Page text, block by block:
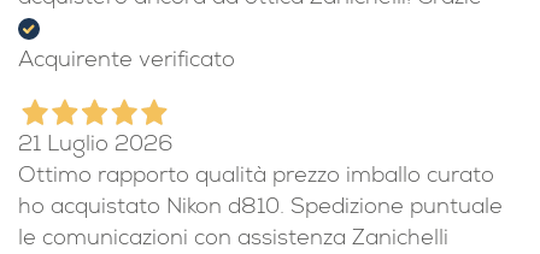
27 Luglio 2026
Tutto ok sono molto soddisfatto se avrò bisogno
Acquirente verificato
21 Luglio 2026